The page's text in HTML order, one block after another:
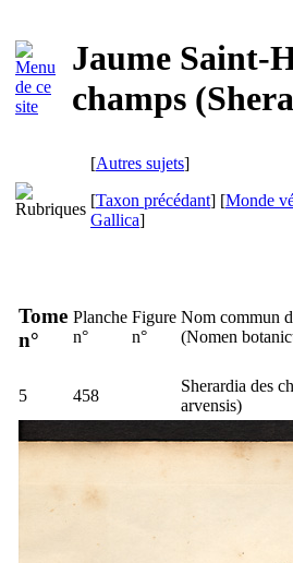
Jaume Saint-
champs
[Autres sujets]
[Taxon précédant] [Monde
Gallica]
Tome
n°
Planche
n°
Figure
n°
Nom commun
(Nomen
5 458
Sherardia des
arvensis)